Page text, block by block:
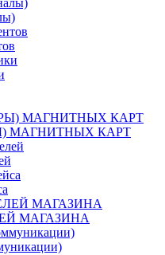
МАГНИТНЫХ КАРТ
МАГАЗИНА